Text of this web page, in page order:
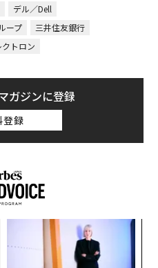
デル／Dell
ープ
三井住友銀行
トロン
ガジンに登録
登録